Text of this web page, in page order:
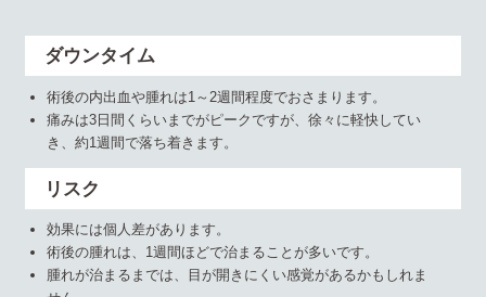
ダウンタイム
術後の内出血や腫れは1～2週間程度でおさまります。
痛みは3日間くらいまでがピークですが、徐々に軽快してい
き、約1週間で落ち着きます。
リスク
効果には個人差があります。
術後の腫れは、1週間ほどで治まることが多いです。
腫れが治まるまでは、目が開きにくい感覚があるかもしれま